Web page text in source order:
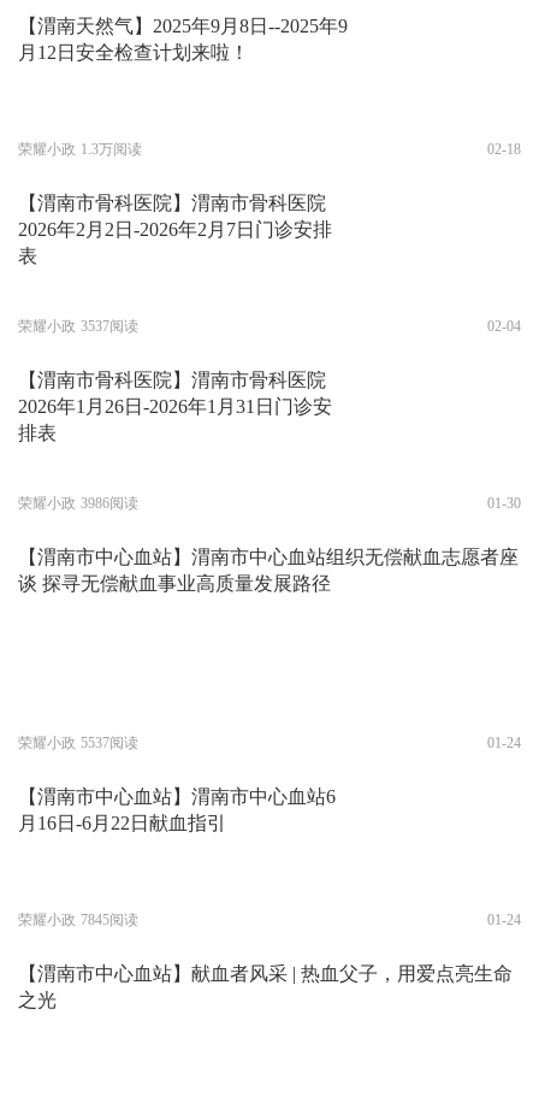
【渭南天然气】2025年9月8日--2025年9
月12日安全检查计划来啦！
荣耀小政 1.3万阅读 02-18
【渭南市骨科医院】渭南市骨科医院
2026年2月2日-2026年2月7日门诊安排
表
荣耀小政 3537阅读 02-04
【渭南市骨科医院】渭南市骨科医院
2026年1月26日-2026年1月31日门诊安
排表
荣耀小政 3986阅读 01-30
【渭南市中心血站】渭南市中心血站组织无偿献血志愿者座
谈 探寻无偿献血事业高质量发展路径
荣耀小政 5537阅读 01-24
【渭南市中心血站】渭南市中心血站6
月16日-6月22日献血指引
荣耀小政 7845阅读 01-24
【渭南市中心血站】献血者风采 | 热血父子，用爱点亮生命
之光